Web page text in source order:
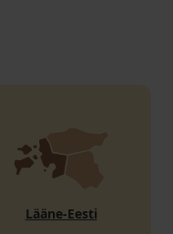
Lääne-Eesti